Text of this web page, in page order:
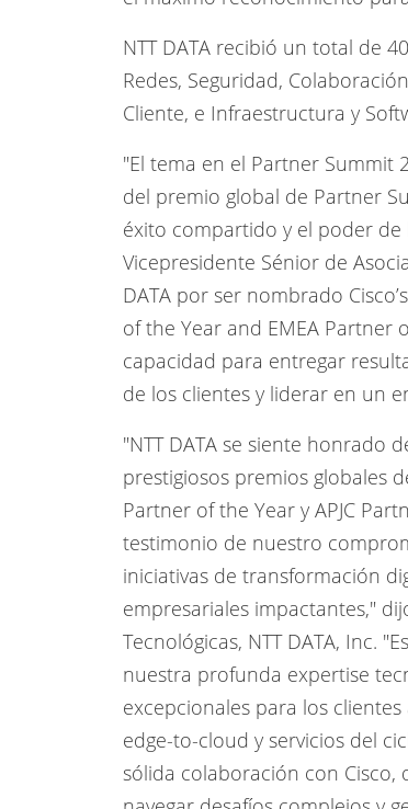
NTT DATA recibió un total de
Redes, Seguridad,
Cliente, e Infraestructura y
"El tema en el Partner Summit
del premio global de Partner
éxito compartido y el poder de
Vicepresidente Sénior de
DATA por ser nombrado
of the Year and EMEA Partner
capacidad para entregar
de los clientes y liderar en un
"NTT DATA se siente honrado
prestigiosos premios globales
Partner of the Year y APJC
testimonio de nuestro
iniciativas de transformación
empresariales impactantes,"
Tecnológicas, NTT DATA, Inc.
nuestra profunda expertise
excepcionales para los
edge-to-cloud y servicios del
sólida colaboración con Cisco,